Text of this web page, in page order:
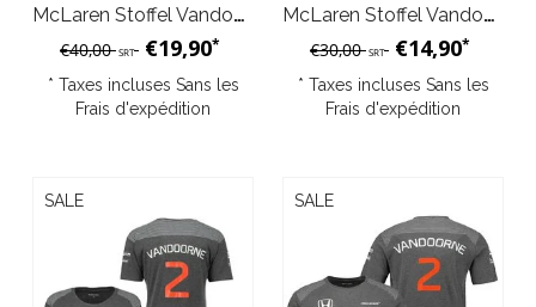
McLaren Stoffel Vandoorne Casquette 2017- New Era 9fifty
€40,00SRT €19,90*
* Taxes incluses Sans les
Frais d'expédition
McLaren Stoffel Vandoorne Casquette - 9forty - enfant 2017
€30,00SRT €14,90*
* Taxes incluses Sans les
Frais d'expédition
SALE SALE